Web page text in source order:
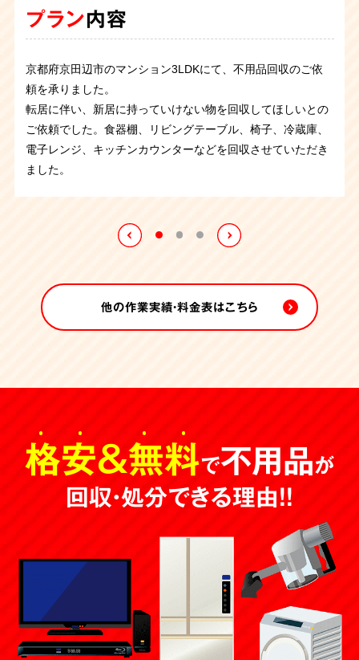
プラン内容
京都府京田辺市のマンション3LDKにて、不用品回収のご依
頼を承りました。
転居に伴い、新居に持っていけない物を回収してほしいとの
ご依頼でした。食器棚、リビングテーブル、椅子、冷蔵庫、
電子レンジ、キッチンカウンターなどを回収させていただき
ました。
プラン内容
不動産会社様から、管理物件の敷地に不法投棄されて困って
いるとご相談が。
活ごみまで数か所に山積みになっています。生ごみが腐敗し
て近隣からも苦情が出いているという事で早急に回収させて
いただきました。作業中も臭いとハエでひどい状況です。積
み込んだ後は散らばった細かいごみを掃き集め、殺虫剤をま
プラン内容
お掃除からでた不用品と駐車場の不用品を回収してほしとの
ことでご依頼を承りました。物干し竿や廃材などの処分に困
っていたとのことで、すっきりした様子をご覧になり満足し
ていただくことが出来ました。
他の作業実績・料金表はこちら
格安＆無料で不用品が
回収・処分できる理由！！